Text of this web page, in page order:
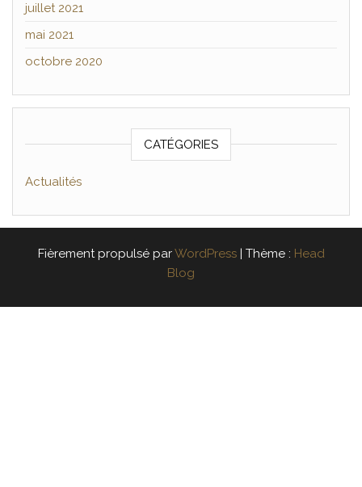
juillet 2021
mai 2021
octobre 2020
CATÉGORIES
Actualités
Fièrement propulsé parWordPress Thème : Head
Blog